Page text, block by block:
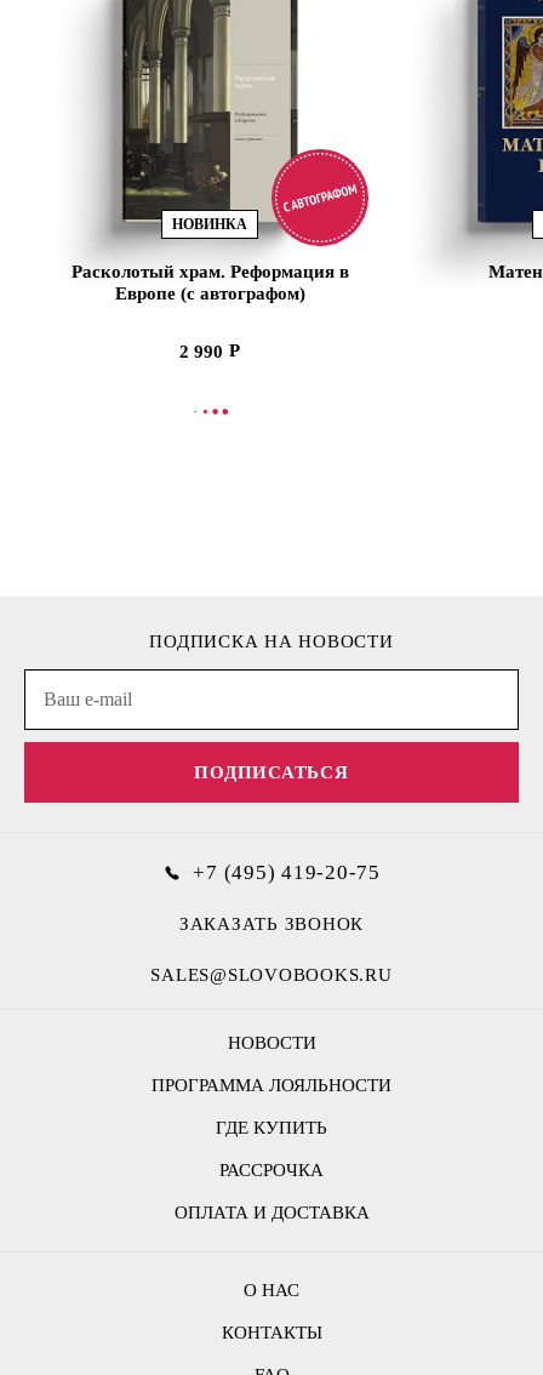
НОВИНКА
Расколотый храм. Реформация в
Европе (с автографом)
2 990
В КОРЗИНУ
НОВОСТИ
ПРОГРАММА ЛОЯЛЬНОСТИ
ГДЕ КУПИТЬ
РАССРОЧКА
ОПЛАТА И ДОСТАВКА
ПОДПИСКА НА НОВОСТИ
ПОДПИСАТЬСЯ
О НАС
КОНТАКТЫ
+7 (495) 419-20-75
ЗАКАЗАТЬ ЗВОНОК
SALES@SLOVOBOOKS.RU